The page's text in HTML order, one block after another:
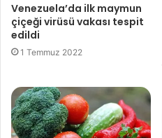
Venezuela’da ilk maymun
çiçeği virüsü vakası tespit
edildi
1 Temmuz 2022